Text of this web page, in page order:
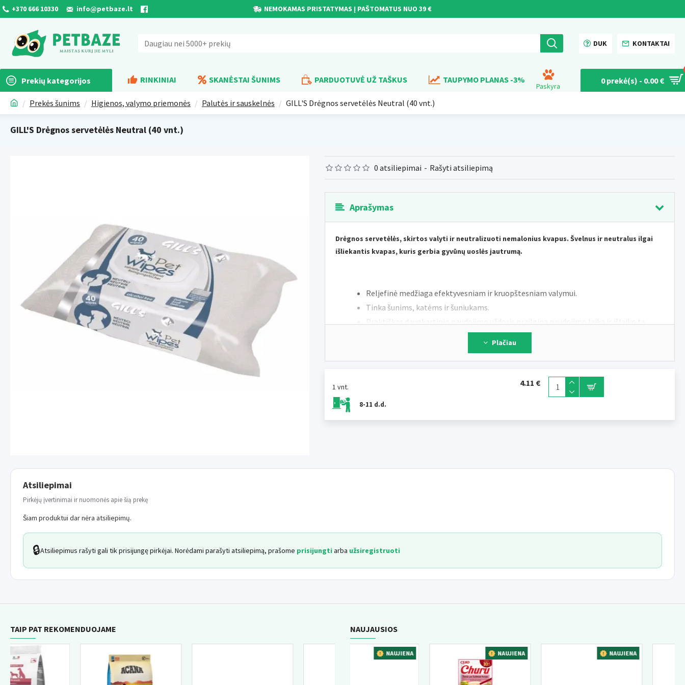
+370 666 10330 info@petbaze.lt NEMOKAMAS PRISTATYMAS Į PAŠTOMATUS NUO 39 €
DUK KONTAKTAI
Prekių kategorijos RINKINIAI SKANĖSTAI ŠUNIMS PARDUOTUVĖ UŽ TAŠKUS TAUPYMO PLANAS -3%
Paskyra
0 prekė(s) - 0.00 €
Prekės šunims Higienos, valymo priemonės Palutės ir sauskelnės GILL'S Drėgnos servetėlės ​​Neutral (40 vnt.)
GILL'S Drėgnos servetėlės ​​Neutral (40 vnt.)
0 atsiliepimai - Rašyti atsiliepimą
1 vnt.
8-11 d.d.
4.11 €
Aprašymas
Drėgnos servetėlės, skirtos valyti ir neutralizuoti nemalonius kvapus. Švelnus ir neutralus ilgai
išliekantis kvapas, kuris gerbia gyvūnų uoslės jautrumą.
Reljefinė medžiaga efektyvesniam ir kruopštesniam valymui.
Tinka šunims, katėms ir šuniukams.
Praktiškas daugkartinio naudojimo uždoris prailgina naudojimo laiką ir išlaiko tą
Sudėtis
: Vanduo (vanduo), benzilo alkoholis, natrio benzoatas, kvepalai (kvapas), kalio sorbatas, citrinų
rūgštis, cetearilo izononanoatas, kokogliukozidas, cetearilo alkoholis, cetearetas-20, tetranatrio
Tik gyvūnams. Laikyti vaikams nepastebimoje ir nepasiekiamoje vietoje.
Plačiau
Atsiliepimai
Pirkėjų įvertinimai ir nuomonės apie šią prekę
Šiam produktui dar nėra atsiliepimų.
🔒Atsiliepimus rašyti gali tik prisijungę pirkėjai. Norėdami parašyti atsiliepimą, prašome prisijungti arba užsiregistruoti
TAIP PAT REKOMENDUOJAME NAUJAUSIOS